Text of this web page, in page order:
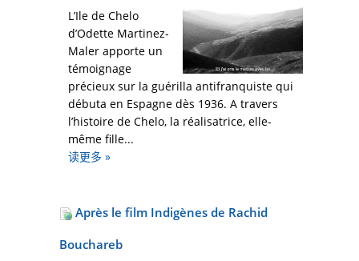
L’Ile de Chelo
d’Odette Martinez-
Maler apporte un
témoignage
précieux sur la guérilla antifranquiste qui
débuta en Espagne dès 1936. A travers
l’histoire de Chelo, la réalisatrice, elle-
même fille...
读更多 »
Après le film Indigènes de Rachid
Bouchareb